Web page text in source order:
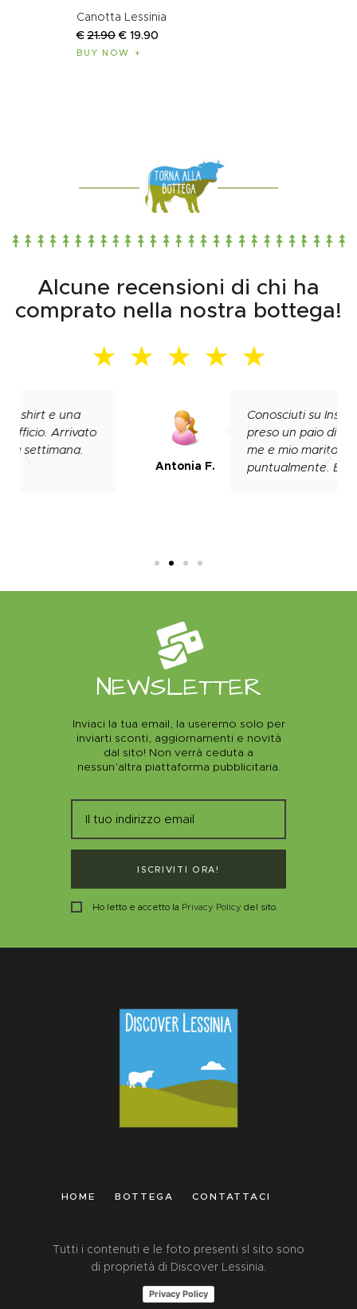
Canotta Lessinia
€ 21.90 € 19.90
BUY NOW
Alcune recensioni di chi ha
comprato nella nostra bottega!
★ ★ ★ ★ ★
Conosciuti su Instagram ho
preso un paio di magliette per
me e mio marito, arrivato tutto
puntualmente. Bravi ragazzi
NEWSLETTER
Inviaci la tua email, la useremo solo per
inviarti sconti, aggiornamenti e novità
dal sito! Non verrà ceduta a
nessun’altra piattaforma pubblicitaria.
ISCRIVITI ORA!
Ho letto e accetto la Privacy Policy del sito.
HOME BOTTEGA CONTATTACI
Tutti i contenuti e le foto presenti sl sito sono
di proprietà di Discover Lessinia.
Privacy Policy